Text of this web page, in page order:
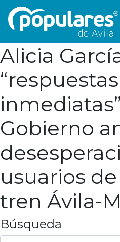
Alicia
“respuestas
Gobierno
usuarios
tren Ávila-
Búsqueda